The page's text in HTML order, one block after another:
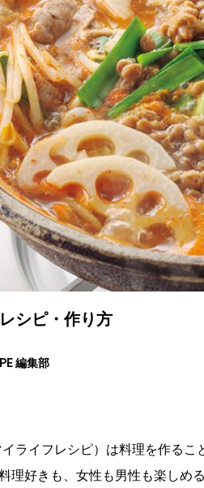
シピ・作り方
編集部
イライフレシピ）は料理を作る
理好きも、女性も男性も楽しめ